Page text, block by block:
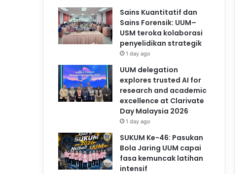
Sains Kuantitatif dan
Sains Forensik: UUM–
USM teroka kolaborasi
penyelidikan strategik
1 day ago
UUM delegation
explores trusted AI for
research and academic
excellence at Clarivate
Day Malaysia 2026
1 day ago
SUKUM Ke-46: Pasukan
Bola Jaring UUM capai
fasa kemuncak latihan
intensif